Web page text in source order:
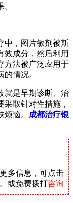
中，图片敏剂被斯
效成分，然后利用
方法被广泛应用于
情况。
就是早期诊断、治
取针对性措施，
恼。 成都治疗银
多信息，可点击
或免费拨打咨询